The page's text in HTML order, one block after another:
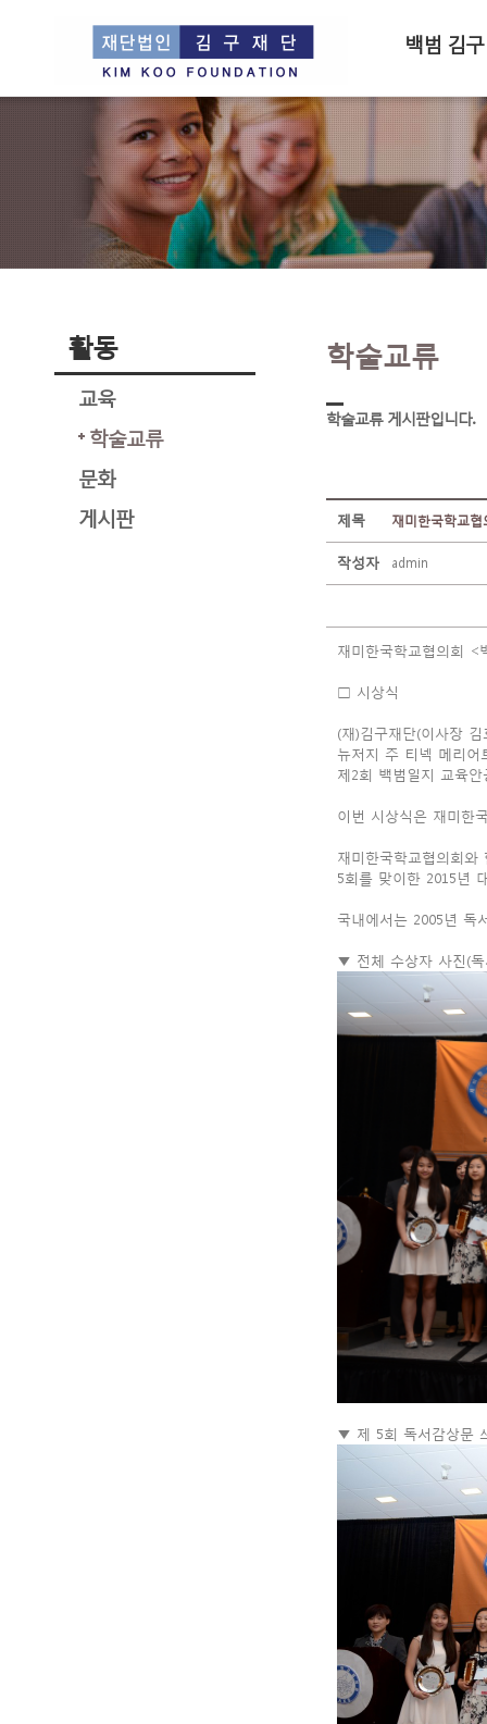
백범 김구
활동
교육
학술교류
문화
게시판
학술교류
학술교류 게시판입니다.
제목 재미한국학교
작성자 admin
재미한국학교협의회
□ 시상식
(재)김구재단(이사장
뉴저지 주 티넥 메리어
제2회 백범일지 교육
이번 시상식은 재미한
재미한국학교협의회
5회를 맞이한 2015년
국내에서는 2005년 독
▼ 전체 수상자 사진(독
▼ 제 5회 독서감상문